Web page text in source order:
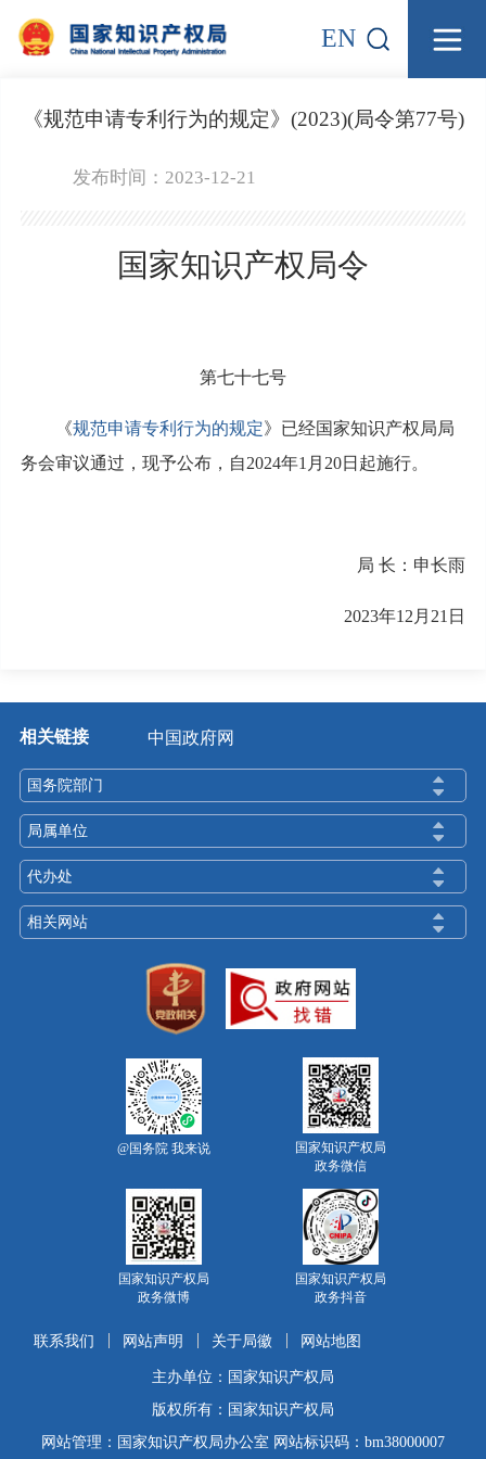
EN
《规范申请专利行为的规定》(2023)(局令第77号)
发布时间：2023-12-21
国家知识产权局令
第七十七号
《规范申请专利行为的规定》已经国家知识产权局局
务会审议通过，现予公布，自2024年1月20日起施行。
局 长：申长雨
2023年12月21日
相关链接 中国政府网
国务院部门
局属单位
代办处
相关网站
@国务院 我来说
国家知识产权局
政务微信
国家知识产权局
政务微博
国家知识产权局
政务抖音
联系我们 网站声明 关于局徽 网站地图
主办单位：国家知识产权局
版权所有：国家知识产权局
网站管理：国家知识产权局办公室 网站标识码：bm38000007